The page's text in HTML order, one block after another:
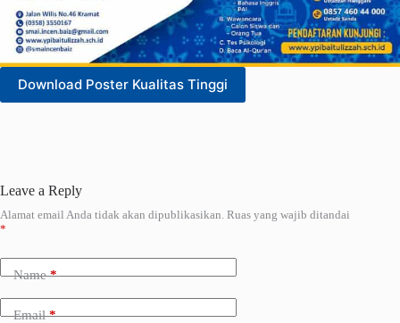
Download Poster Kualitas Tinggi
Leave a Reply
Alamat email Anda tidak akan dipublikasikan. Ruas yang wajib ditandai
*
Name*
Email*
A
l
e
r
n